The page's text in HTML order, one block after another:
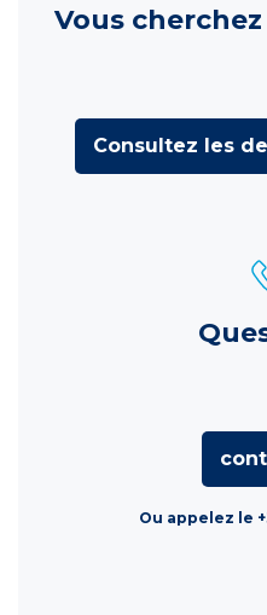
Vous
Consultez les
Ou appelez le